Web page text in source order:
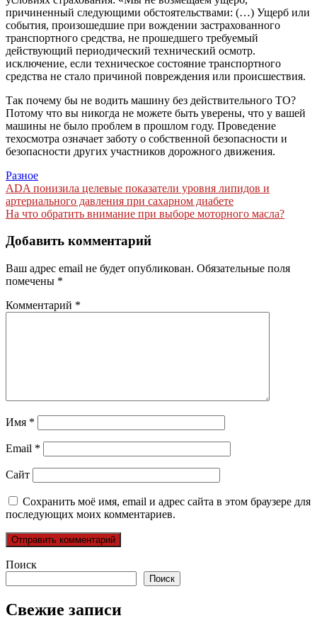
причиненный следующими обстоятельствами: (…) Ущерб или
события, произошедшие при вождении застрахованного
транспортного средства, не прошедшего требуемый
действующий периодический технический осмотр.
исключение, если техническое состояние транспортного
средства не стало причиной повреждения или происшествия.
Так почему бы не водить машину без действительного ТО?
Потому что вы никогда не можете быть уверены, что у вашей
машины не было проблем в прошлом году. Проведение
техосмотра означает заботу о собственной безопасности и
безопасности других участников дорожного движения.
Разное
Навигация
по
ADA понизила целевые показатели уровня липидов и
артериального давления при сахарном диабете
На что обратить внимание при выборе моторного масла?
Добавить комментарий
Ваш адрес email не будет опубликован. Обязательные поля
помечены *
Комментарий *
Имя *
Email *
Сайт
Сохранить моё имя, email и адрес сайта в этом браузере для
последующих моих комментариев.
Поиск
Поиск
Свежие записи